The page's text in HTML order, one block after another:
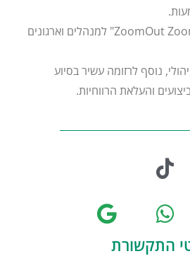
מפתחת מתודולוגיית "ZoomOut ZoomIn" למנהלים וארגונים
נוסף לרזומה עשיר בסיוע
והעלאת הרווחיות.
התקשורת